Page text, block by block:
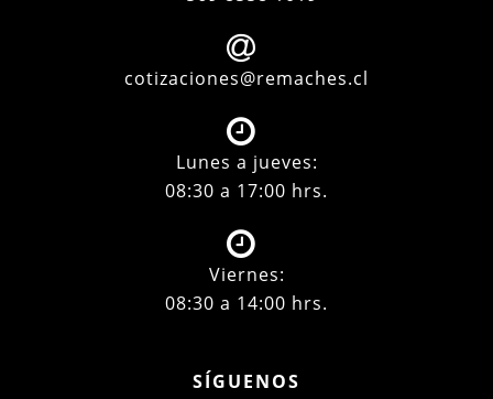
cotizaciones@remaches.cl
Lunes a jueves:
08:30 a 17:00 hrs.
Viernes:
08:30 a 14:00 hrs.
SÍGUENOS